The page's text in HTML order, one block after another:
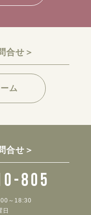
合せ＞
ム
合せ＞
805
～18:30
日